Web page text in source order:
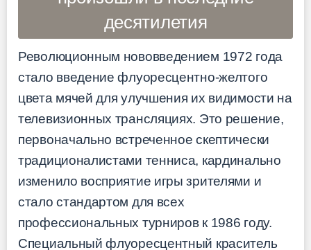
десятилетия
Революционным нововведением 1972 года
стало введение флуоресцентно-желтого
цвета мячей для улучшения их видимости на
телевизионных трансляциях. Это решение,
первоначально встреченное скептически
традиционалистами тенниса, кардинально
изменило восприятие игры зрителями и
стало стандартом для всех
профессиональных турниров к 1986 году.
Специальный флуоресцентный краситель